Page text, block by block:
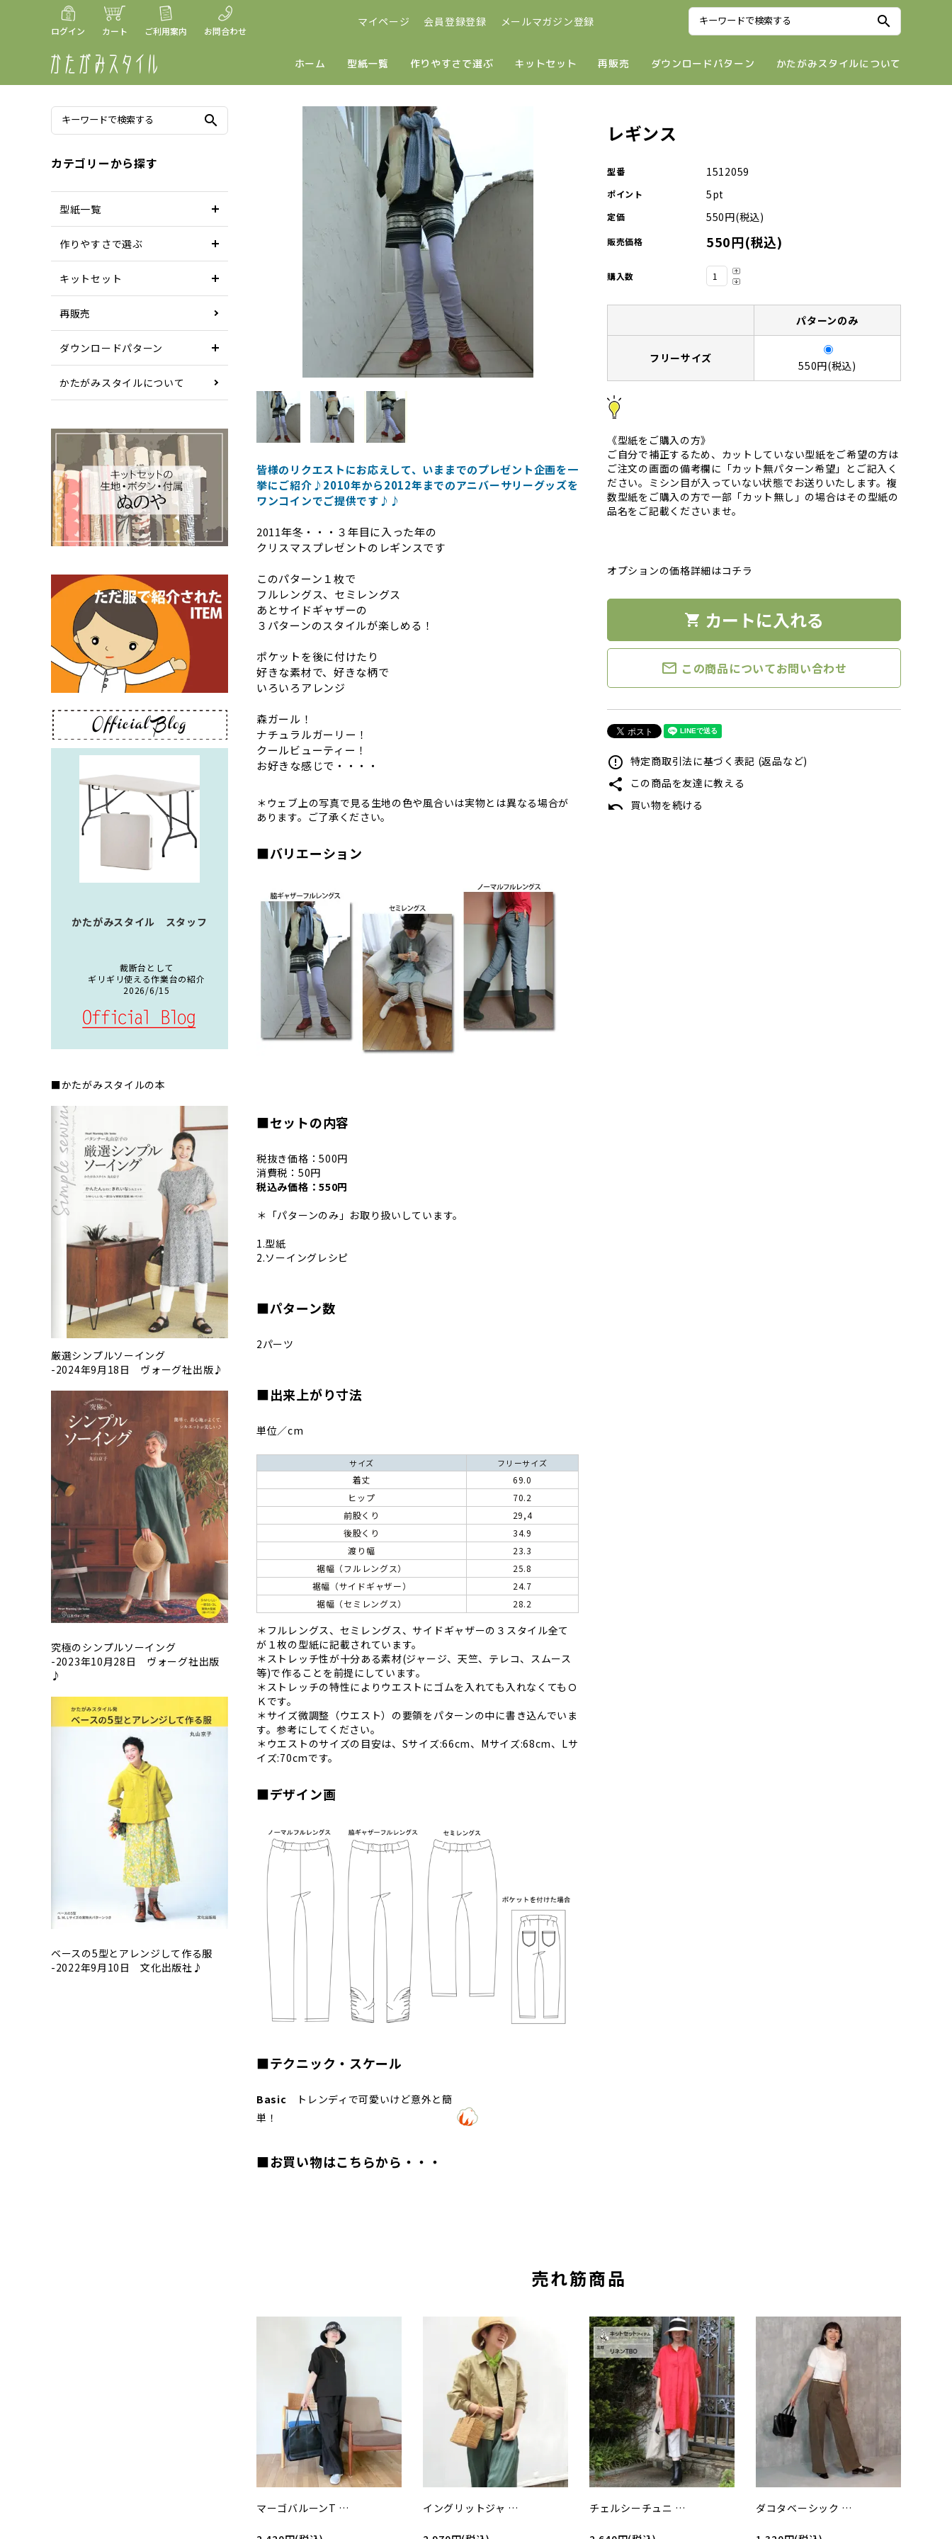
ログイン カート ご利用案内 お問合わせ
マイページ 会員登録登録 メールマガジン登録 search
ホーム 型紙一覧 作りやすさで選ぶ キットセット 再販売 ダウンロードパターン かたがみスタイルについて
皆様のリクエストにお応えして、いままでのプレゼント企画を一
挙にご紹介♪2010年から2012年までのアニバーサリーグッズを
ワンコインでご提供です♪♪
2011年冬・・・３年目に入った年の
クリスマスプレゼントのレギンスです
このパターン１枚で
フルレングス、セミレングス
あとサイドギャザーの
３パターンのスタイルが楽しめる！
ポケットを後に付けたり
好きな素材で、好きな柄で
いろいろアレンジ
森ガール！
ナチュラルガーリー！
クールビューティー！
お好きな感じで・・・・
＊ウェブ上の写真で見る生地の色や風合いは実物とは異なる場合が
あります。ご了承ください。
■バリエーション
■セットの内容
税抜き価格：500円
消費税：50円
税込み価格：550円
＊「パターンのみ」お取り扱いしています。
1.型紙
2.ソーイングレシピ
■パターン数
2パーツ
■出来上がり寸法
単位／cm
サイズ フリーサイズ
着丈
69.0
ヒップ
70.2
前股くり
29,4
後股くり
34.9
渡り幅
23.3
裾幅（フルレングス）
25.8
裾幅（サイドギャザー）
24.7
裾幅（セミレングス）
28.2
＊フルレングス、セミレングス、サイドギャザーの３スタイル全て
が１枚の型紙に記載されています。
＊ストレッチ性が十分ある素材(ジャージ、天竺、テレコ、スムース
等)で作ることを前提にしています。
＊ストレッチの特性によりウエストにゴムを入れても入れなくてもＯ
Ｋです。
＊サイズ微調整（ウエスト）の要領をパターンの中に書き込んでいま
す。参考にしてください。
＊ウエストのサイズの目安は、Sサイズ:66cm、Mサイズ:68cm、Lサ
イズ:70cmです。
■デザイン画
■テクニック・スケール
Basic トレンディで可愛いけど意外と簡
単！
■お買い物はこちらから・・・
レギンス
型番 1512059
ポイント 5pt
定価 550円(税込)
販売価格 550円(税込)
購入数
パターンのみ
フリーサイズ
550円(税込)
《型紙をご購入の方》
ご自分で補正するため、カットしていない型紙をご希望の方は
ご注文の画面の備考欄に「カット無パターン希望」とご記入く
ださい。ミシン目が入っていない状態でお送りいたします。複
数型紙をご購入の方で一部「カット無し」の場合はその型紙の
品名をご記載くださいませ。
オプションの価格詳細はコチラ
shopping_cart カートに入れる
mail_outline この商品についてお問い合わせ
error_outline 特定商取引法に基づく表記 (返品など)
share この商品を友達に教える
undo 買い物を続ける
売れ筋商品
マーゴバルーンT … イングリットジャ … チェルシーチュニ … ダコタベーシック …
search
カテゴリーから探す
型紙一覧
作りやすさで選ぶ
キットセット
再販売
ダウンロードパターン
かたがみスタイルについて
かたがみスタイル スタッフ
裁断台として
ギリギリ使える作業台の紹介
2026/6/15
■かたがみスタイルの本
厳選シンプルソーイング
-2024年9月18日 ヴォーグ社出版♪
究極のシンプルソーイング
-2023年10月28日 ヴォーグ社出版
♪
ベースの5型とアレンジして作る服
-2022年9月10日 文化出版社♪